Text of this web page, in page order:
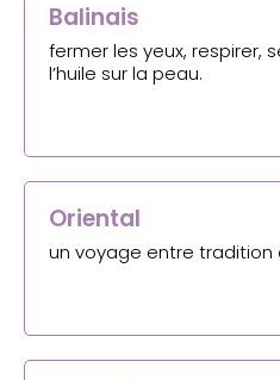
Balinais
fermer les yeux, respirer,
l’huile sur la peau.
Oriental
un voyage entre